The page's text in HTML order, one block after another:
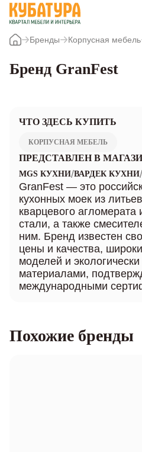
Бренды Корпусная мебель
Бренд GranFest
ЧТО ЗДЕСЬ КУПИТЬ
КОРПУСНАЯ МЕБЕЛЬ
ПРЕДСТАВЛЕН В
MGS КУХНИ/ВАРДЕК КУХНИ/
GranFest — это
кухонных моек из
кварцевого
стали, а также
ним. Бренд известен
цены и качества,
моделей и
материалами,
международными
Похожие бренды